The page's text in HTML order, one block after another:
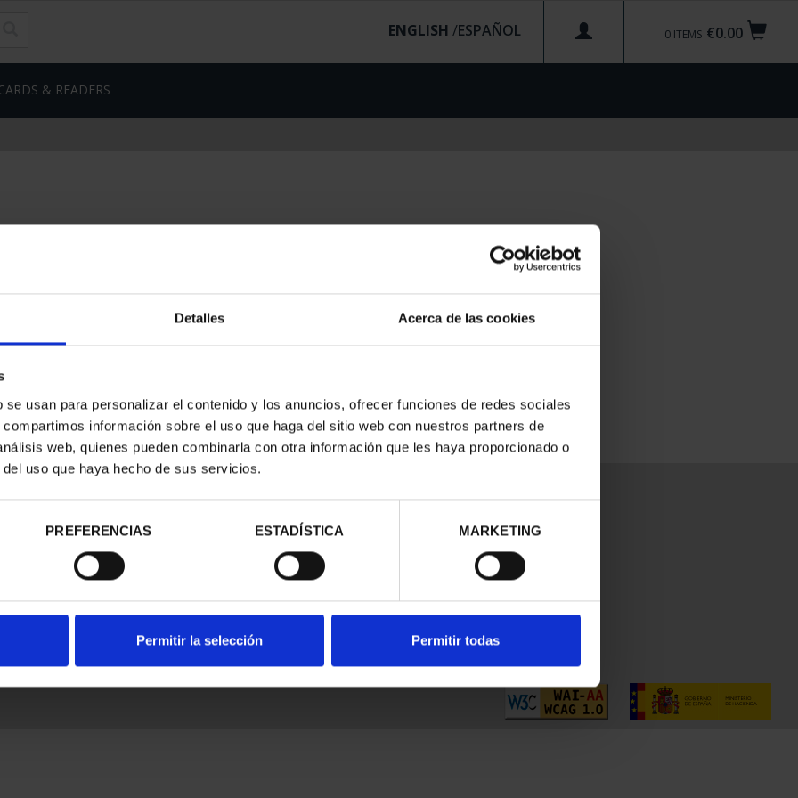
Detalles Acerca de las cookies
usan para personalizar el contenido y los anuncios, ofrecer funciones de redes sociales
información sobre el uso que haga del sitio web con nuestros partners de
web, quienes pueden combinarla con otra información que les haya proporcionado o
uso que haya hecho de sus servicios.
PREFERENCIAS ESTADÍSTICA MARKETING
Permitir la selección Permitir todas
€0.00
0 ITEMS
ENGLISH /
& READERS